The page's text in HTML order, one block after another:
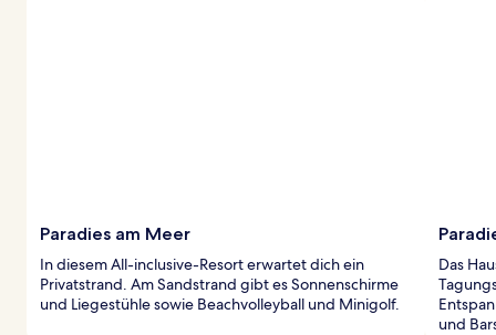
Paradies am Meer
In diesem All-inclusive-Resort erwartet dich ein
Privatstrand. Am Sandstrand gibt es Sonnenschirme
und Liegestühle sowie Beachvolleyball und Minigolf.
Das
und